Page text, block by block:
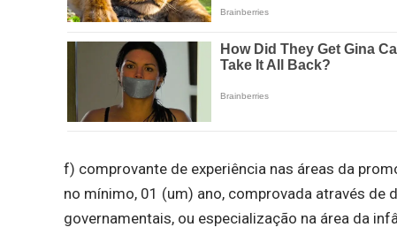
f) comprovante de experiência nas áreas da
no mínimo, 01 (um) ano, comprovada através
governamentais, ou especialização na área da